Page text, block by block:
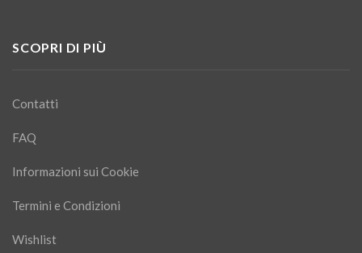
SCOPRI DI PIÙ
Contatti
FAQ
Informazioni sui Cookie
Termini e Condizioni
Wishlist